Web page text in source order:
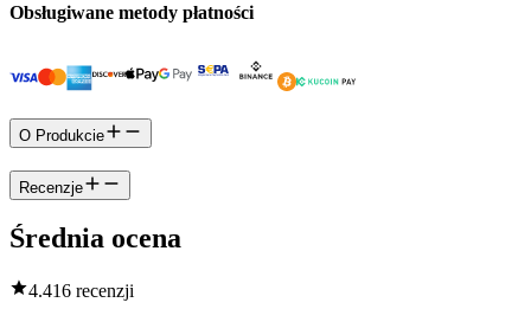
Obsługiwane metody płatności
O Produkcie
Recenzje
Średnia ocena
4.416 recenzji